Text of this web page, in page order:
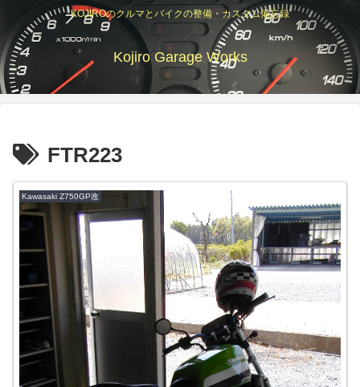
KOJIROのクルマとバイクの整備・カスタム備忘録
Kojiro Garage Works
FTR223
Kawasaki Z750GP改